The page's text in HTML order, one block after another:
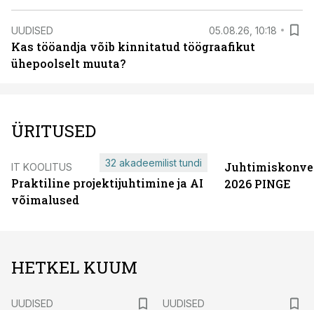
UUDISED 05.08.26, 10:18
Kas tööandja võib kinnitatud töögraafikut
ühepoolselt muuta?
ÜRITUSED
IT KOOLITUS
Praktiline projektijuhtimine ja AI
võimalused
32 akadeemilist tundi
2026 PINGE
HETKEL KUUM
UUDISED
UUDISED